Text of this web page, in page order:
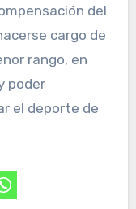
del
cargo de
rango, en
poder
el deporte de